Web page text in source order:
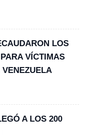
LOS
VÍCTIMAS
A LOS 200